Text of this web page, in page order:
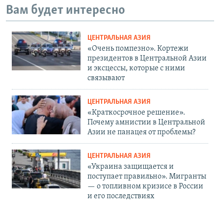
Вам будет интересно
ЦЕНТРАЛЬНАЯ АЗИЯ
«Очень помпезно». Кортежи
президентов в Центральной Азии
и эксцессы, которые с ними
связывают
ЦЕНТРАЛЬНАЯ АЗИЯ
«Краткосрочное решение».
Почему амнистии в Центральной
Азии не панацея от проблемы?
ЦЕНТРАЛЬНАЯ АЗИЯ
«Украина защищается и
поступает правильно». Мигранты
— о топливном кризисе в России
и его последствиях